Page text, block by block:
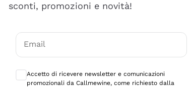
sconti, promozioni e novità!
Email
Accetto di ricevere newsletter e comunicazioni
promozionali da Callmewine, come richiesto dalla